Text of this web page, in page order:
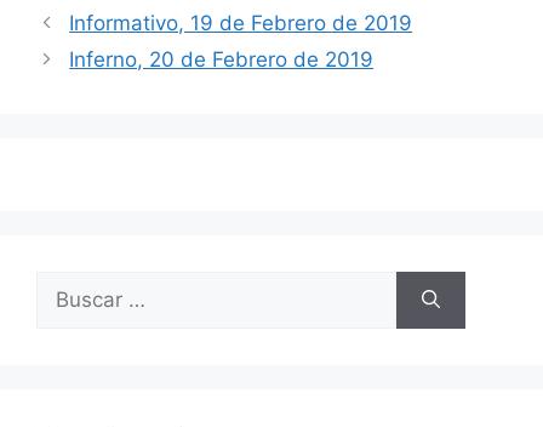
Navegación
de
Informativo, 19 de Febrero de 2019
Inferno, 20 de Febrero de 2019